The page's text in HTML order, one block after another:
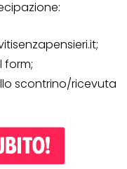
form;
scontrino/ricevuta